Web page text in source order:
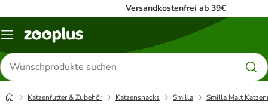
Versandkostenfrei ab 39€
Menü
Produkte
suchen
Katzenfutter & Zubehör Katzensnacks Smilla Smilla Malt